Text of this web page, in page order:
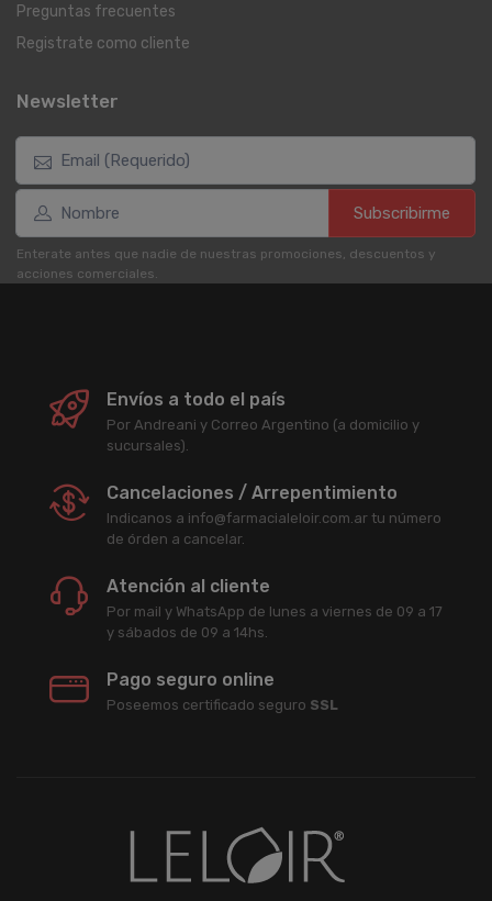
Preguntas frecuentes
Registrate como cliente
Newsletter
Subscribirme
Enterate antes que nadie de nuestras promociones, descuentos y
acciones comerciales.
Envíos a todo el país
Por Andreani y Correo Argentino (a domicilio y
sucursales).
Cancelaciones / Arrepentimiento
Indicanos a info@farmacialeloir.com.ar tu número
de órden a cancelar.
Atención al cliente
Por mail y WhatsApp de lunes a viernes de 09 a 17
y sábados de 09 a 14hs.
Pago seguro online
Poseemos certificado seguro SSL